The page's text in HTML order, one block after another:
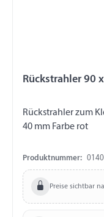
Rückstrahler 90
Rückstrahler zum
40 mm Farbe rot
Produktnummer:
Preise sichtbar